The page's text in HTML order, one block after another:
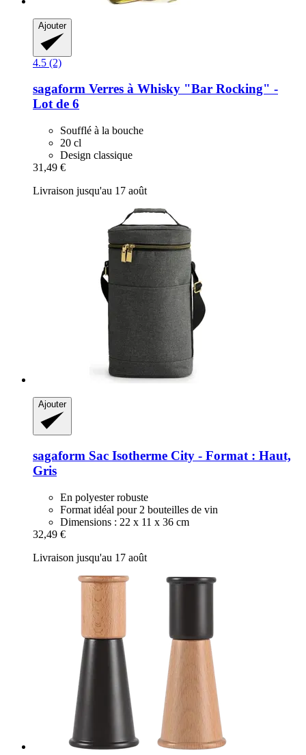
Ajouter
4.5 (2)
sagaform Verres à Whisky "Bar Rocking" -​
Lot de 6
Soufflé à la bouche
20 cl
Design classique
31,49 €
Livraison jusqu'au 17 août
Ajouter
sagaform Sac Isotherme City -​ Format : Haut,
Gris
En polyester robuste
Format idéal pour 2 bouteilles de vin
Dimensions : 22 x 11 x 36 cm
32,49 €
Livraison jusqu'au 17 août